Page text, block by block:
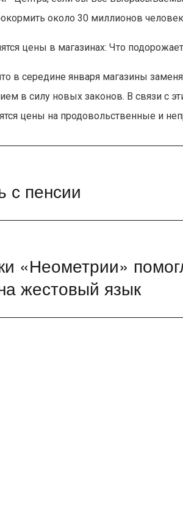
около 30 миллионов
цены в магазинах: Что
в середине января магазины
в силу новых законов. В связи с
цены на продовольственные и
с пенсии
«Неометрии»
жестовый язык